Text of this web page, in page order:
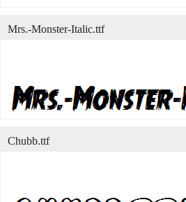
Mrs.-Monster-Italic.ttf
Chubb.ttf